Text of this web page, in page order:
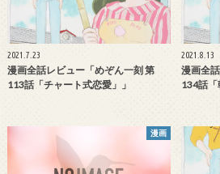
2021.7.23
漫画全話レビュー「めぞん一刻 第
113話「チャート式恋愛」」
2021.8.13
漫画全
134話「
漫画